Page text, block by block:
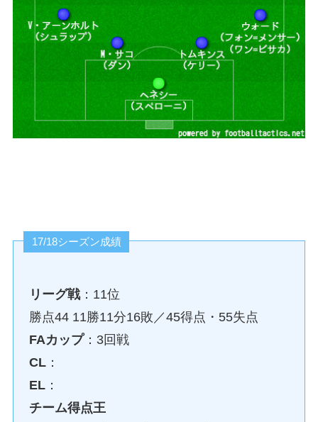
17/18シーズン成績
リーグ戦：11位
勝点44 11勝11分16敗／45得点・55失点
FAカップ：3回戦
CL ：
EL ：
チーム得点王